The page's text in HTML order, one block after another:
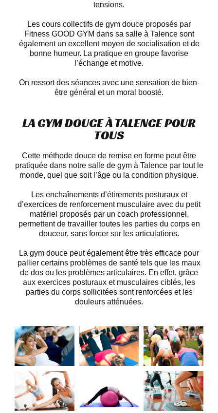
tensions.
Les cours collectifs de gym douce proposés par
Fitness GOOD GYM dans sa salle à Talence sont
également un excellent moyen de socialisation et de
bonne humeur. La pratique en groupe favorise
l’échange et motive.
On ressort des séances avec une sensation de bien-
être général et un moral boosté.
LA GYM DOUCE À TALENCE POUR
TOUS
Cette méthode douce de remise en forme peut être
pratiquée dans notre salle de gym à Talence par tout le
monde, quel que soit l’âge ou la condition physique.
Les enchaînements d’étirements posturaux et
d’exercices de renforcement musculaire avec du petit
matériel proposés par un coach professionnel,
permettent de travailler toutes les parties du corps en
douceur, sans forcer sur les articulations.
La gym douce peut également être très efficace pour
pallier certains problèmes de santé tels que les maux
de dos ou les problèmes articulaires. En effet, grâce
aux exercices posturaux et musculaires ciblés, les
parties du corps sollicitées sont renforcées et les
douleurs atténuées.